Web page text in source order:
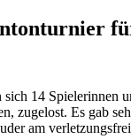
sich 14
zugelost. Es gab
am